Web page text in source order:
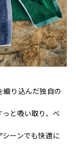
り込んだ独自の
と吸い取り、べ
ーンでも快適に